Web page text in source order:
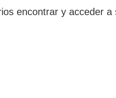
encontrar y acceder